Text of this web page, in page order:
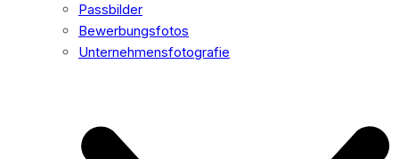
Passbilder
Bewerbungsfotos
Unternehmensfotografie